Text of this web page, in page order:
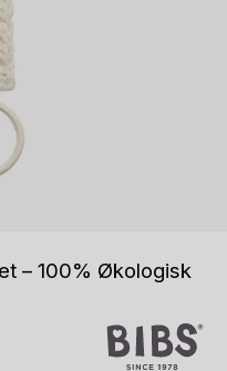
– 100% Økologisk